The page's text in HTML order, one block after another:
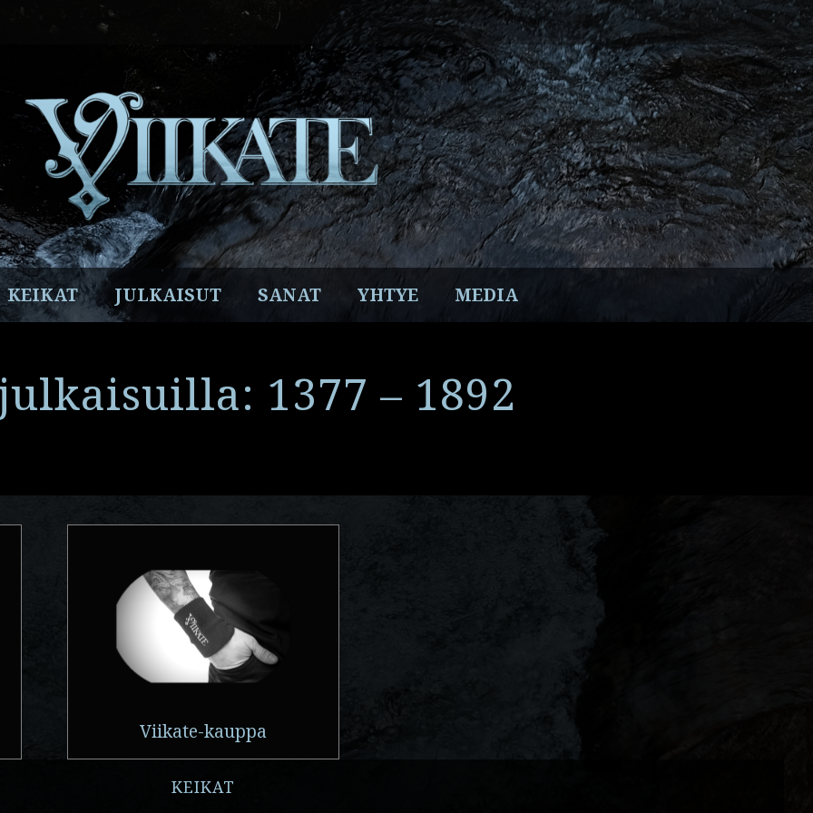
Instagram
Twitter
YouTube
Spotify
KEIKAT JULKAISUT SANAT YHTYE MEDIA
1377 – 1892
Viikate-kauppa
KEIKAT